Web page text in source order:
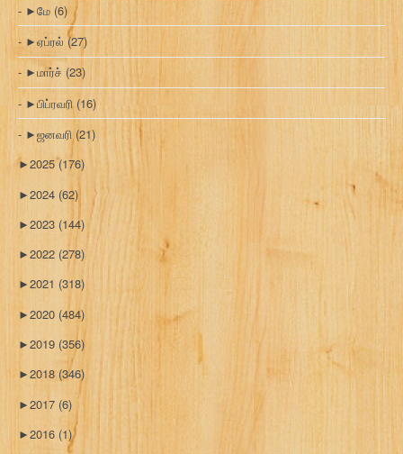
►மே (6)
►ஏப்ரல்(27)
►மார்ச் (23)
►பிப்ரவரி (16)
►ஜனவரி (21)
►2025(176)
►2024 (62)
►2023 (144)
►2022 (278)
►2021 (318)
►2020 (484)
►2019 (356)
►2018 (346)
►2017 (6)
►2016 (1)